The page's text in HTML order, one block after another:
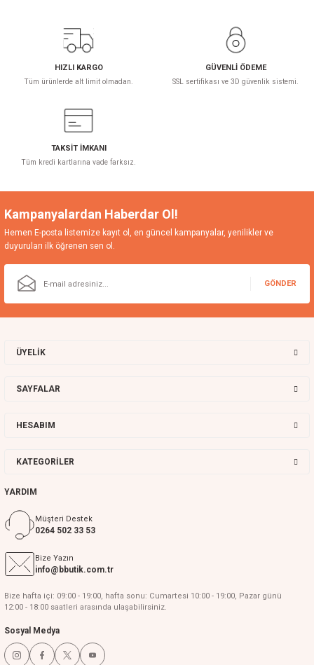
HIZLI KARGO
Tüm ürünlerde alt limit olmadan.
GÜVENLİ ÖDEME
SSL sertifikası ve 3D güvenlik sistemi.
TAKSİT İMKANI
Tüm kredi kartlarına vade farksız.
Kampanyalardan Haberdar Ol!
Hemen E-posta listemize kayıt ol, en güncel kampanyalar, yenilikler ve
duyuruları ilk öğrenen sen ol.
GÖNDER
ÜYELİK
SAYFALAR
HESABIM
KATEGORİLER
YARDIM
Müşteri Destek
0264 502 33 53
Bize Yazın
info@bbutik.com.tr
Bize hafta içi: 09:00 - 19:00, hafta sonu: Cumartesi 10:00 - 19:00, Pazar günü
12:00 - 18:00 saatleri arasında ulaşabilirsiniz.
Sosyal Medya